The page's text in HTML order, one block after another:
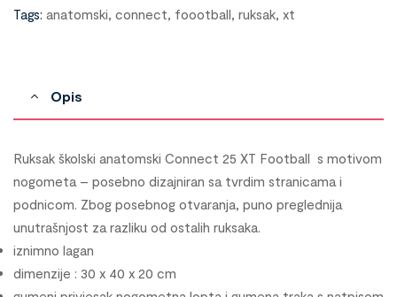
Tags: anatomski, connect, foootball, ruksak, xt
Opis
Ruksak školski anatomski Connect 25 XT Football s motivom
nogometa – posebno dizajniran sa tvrdim stranicama i
podnicom. Zbog posebnog otvaranja, puno preglednija
unutrašnjost za razliku od ostalih ruksaka.
iznimno lagan
dimenzije : 30 x 40 x 20 cm